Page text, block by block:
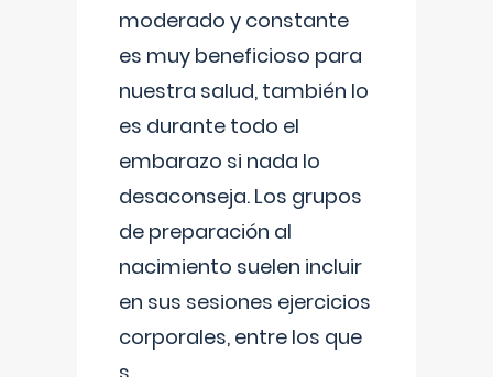
moderado y constante
es muy beneficioso para
nuestra salud, también lo
es durante todo el
embarazo si nada lo
desaconseja. Los grupos
de preparación al
nacimiento suelen incluir
en sus sesiones ejercicios
corporales, entre los que